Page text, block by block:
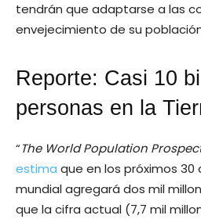
tendrán que adaptarse a las
envejecimiento de su
Reporte: Casi 10
personas en la
“The World Population
estima que en los próximos 30
mundial agregará dos mil
que la cifra actual (7,7 mil